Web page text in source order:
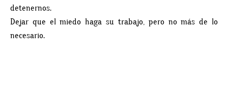
detenernos.
Dejar que el miedo haga su trabajo, pero no más de lo
necesario.